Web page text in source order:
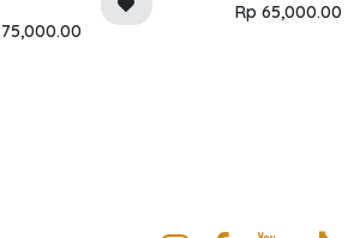
75,000.00
Rp 65,000.00